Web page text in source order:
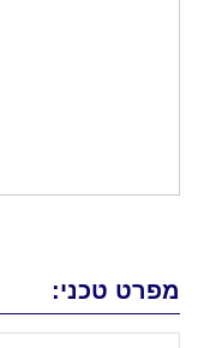
מפרט טכני: